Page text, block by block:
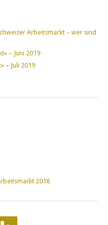
Arbeitsmarkt – wer sind
– Juni 2019
– Juli 2019
2018